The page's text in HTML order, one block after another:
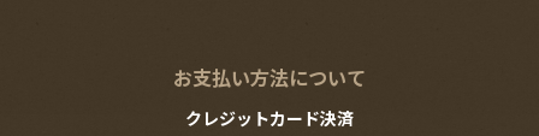
お支払い方法について
クレジットカード決済